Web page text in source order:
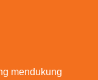
mendukung